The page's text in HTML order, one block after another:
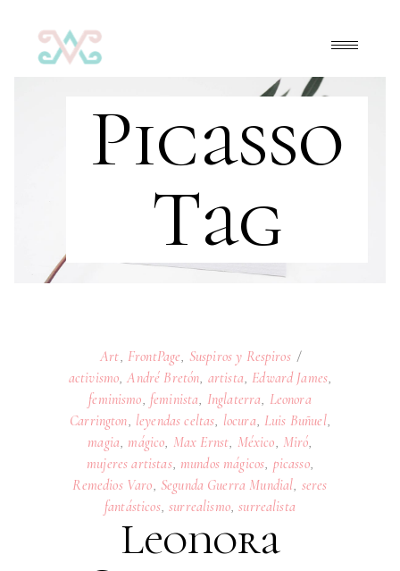
Picasso
Tag
Art FrontPage Suspiros y Respiros
activismo André Bretón artista Edward James
feminismo feminista Inglaterra Leonora
Carrington leyendas celtas locura Luis Buñuel,
magia mágico Max Ernst México Miró
mujeres artistas, mundos mágicos picasso,
Remedios Varo Segunda Guerra Mundial seres
fantásticos,surrealismo,surrealista
Leonora